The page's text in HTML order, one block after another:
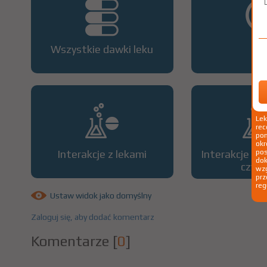
Wszystkie dawki leku
Interakcje z lekami
Interakcje z
Ustaw widok jako domyślny
Zaloguj się, aby dodać komentarz
Komentarze [0]